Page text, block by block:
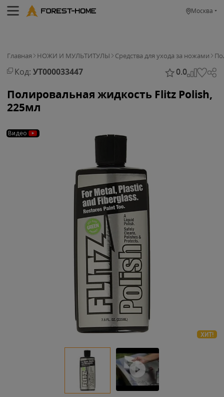
Москва
Главная НОЖИ И МУЛЬТИТУЛЫ Средства для ухода за ножами
Код: УТ000033447 0.0
Полировальная жидкость Flitz Polish,
225мл
Видео
ХИТ!